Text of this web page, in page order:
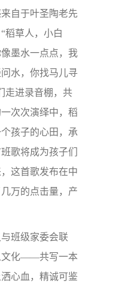
自于叶圣陶老先
稻草人，小白
墨水一点点，我
水，你找马儿寻
进录音棚，共
次次演绎中，稻
孩子的心田，承
歌将成为孩子们
这首歌发布在中
万的点击量，产
班级家委会联
文化——共写一本
心血，精诚可鉴